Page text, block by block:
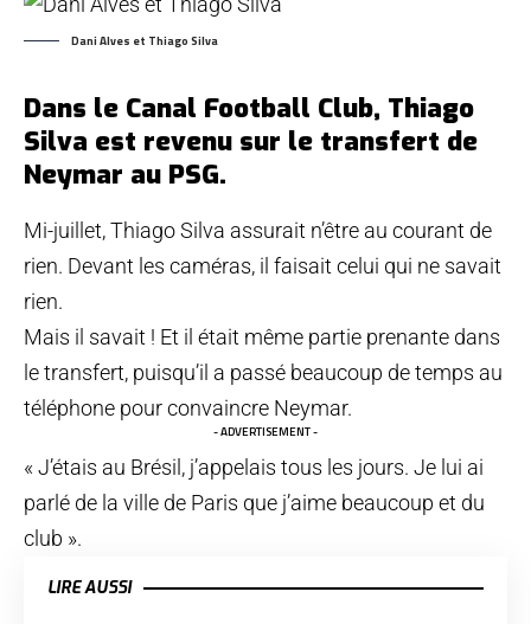
Dani Alves et Thiago Silva
Dans le Canal Football Club, Thiago
Silva est revenu sur le transfert de
Neymar au PSG.
Mi-juillet, Thiago Silva assurait n’être au courant de
rien. Devant les caméras, il faisait celui qui ne savait
rien.
Mais il savait ! Et il était même partie prenante dans
le transfert, puisqu’il a passé beaucoup de temps au
téléphone pour convaincre Neymar.
- ADVERTISEMENT -
« J’étais au Brésil, j’appelais tous les jours. Je lui ai
parlé de la ville de Paris que j’aime beaucoup et du
club ».
LIRE AUSSI